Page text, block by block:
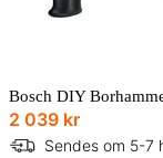
2 039 kr
Sendes om 5-7